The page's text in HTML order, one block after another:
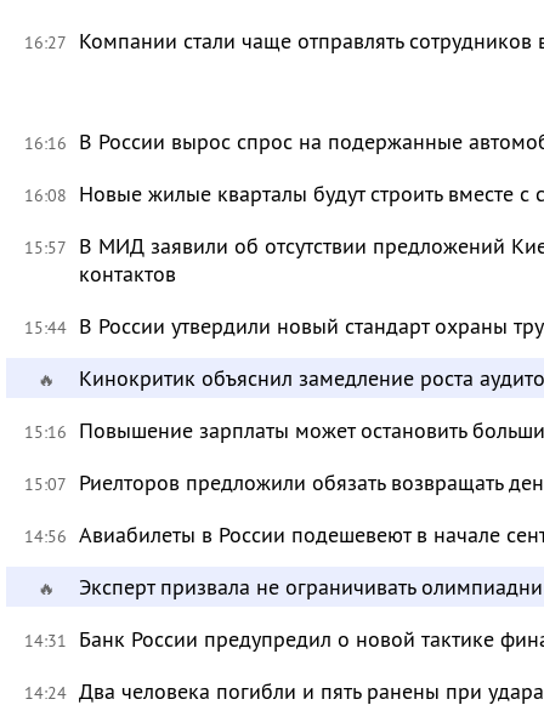
16:27 Компании стали чаще отправлять сотрудников
16:16 В России вырос спрос на подержанные
16:08 Новые жилые кварталы будут строить вместе с
15:57
В МИД заявили об отсутствии предложений
контактов
15:44 В России утвердили новый стандарт охраны
🔥 Кинокритик объяснил замедление роста
15:16 Повышение зарплаты может остановить
15:07 Риелторов предложили обязать возвращать
14:56 Авиабилеты в России подешевеют в начале
🔥 Эксперт призвала не ограничивать
14:31 Банк России предупредил о новой тактике
14:24 Два человека погибли и пять ранены при